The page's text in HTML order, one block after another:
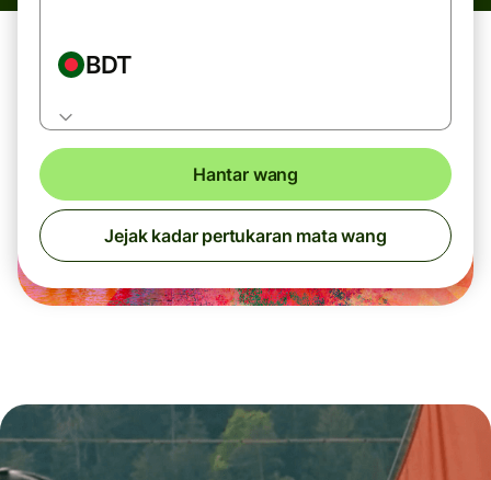
BDT
Hantar wang
Jejak kadar pertukaran mata wang